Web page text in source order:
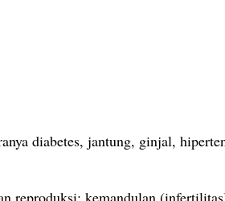
diabetes, jantung, ginjal,
reproduksi: kemandulan